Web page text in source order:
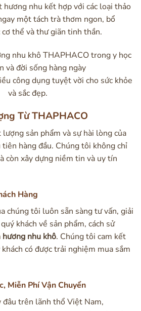
hương nhu kết hợp với các loại thảo
một tách trà thơm ngon, bổ
thể và thư giãn tinh thần.
công dụng tuyệt vời cho sức khỏe
và sắc đẹp.
Từ THAPHACO
sản phẩm và sự hài lòng của
hàng đầu. Chúng tôi không chỉ
còn xây dựng niềm tin và uy tín
Hàng
chúng tôi luôn sẵn sàng tư vấn, giải
khách về sản phẩm, cách sử
hương nhu khô. Chúng tôi cam kết
có được trải nghiệm mua sắm
Miễn Phí Vận Chuyển
đâu trên lãnh thổ Việt Nam,